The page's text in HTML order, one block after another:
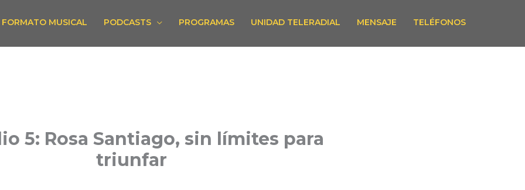
FORMATO MUSICAL PODCASTS PROGRAMAS UNIDAD TELERADIAL MENSAJE TELÉFONOS
5: Rosa Santiago, sin límites para
triunfar